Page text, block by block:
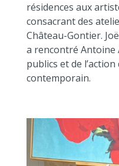
résidences aux
consacrant des
Château-Gontier.
a rencontré Antoine
publics et de
contemporain.